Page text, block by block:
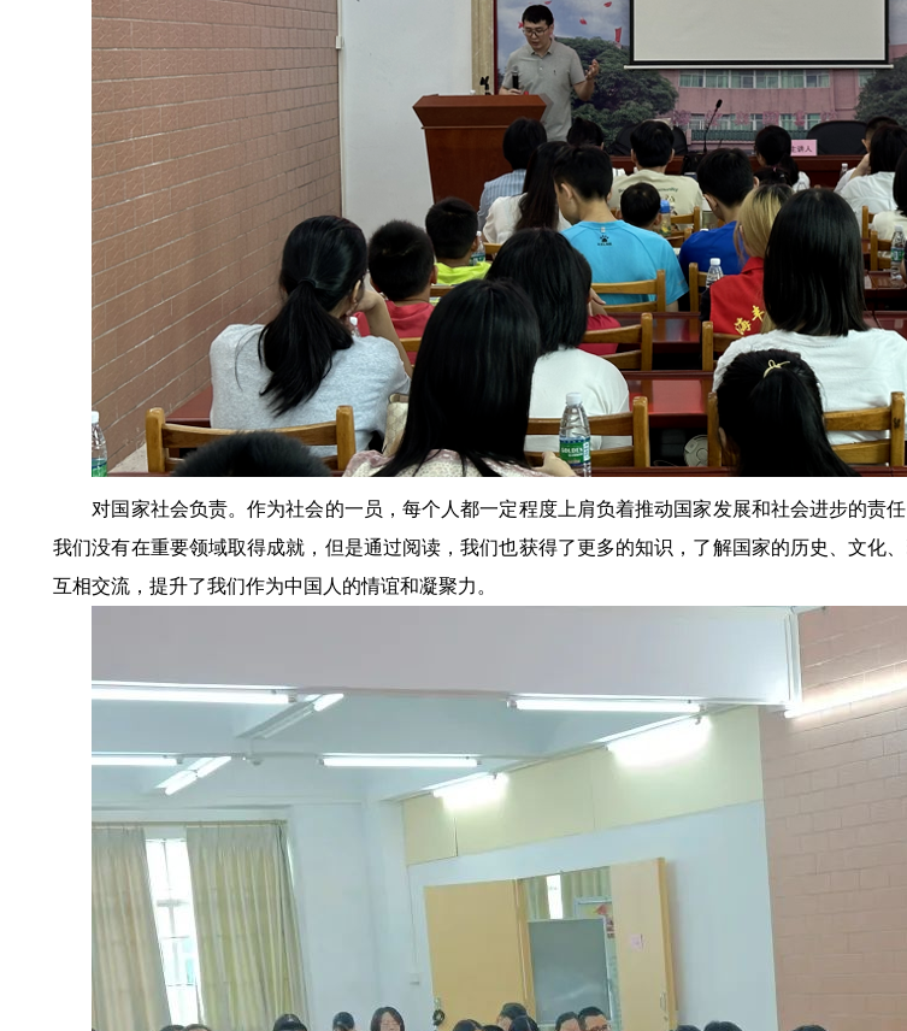
对国家社会负责。作为社会的一员，每个人都一定程度上肩负着推动国家发展和社会进步的责
我们没有在重要领域取得成就，但是通过阅读，我们也获得了更多的知识，了解国家的历史、文化
互相交流，提升了我们作为中国人的情谊和凝聚力。